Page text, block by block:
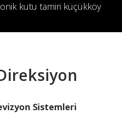
kutu tamiri küçükköy
Sistemleri